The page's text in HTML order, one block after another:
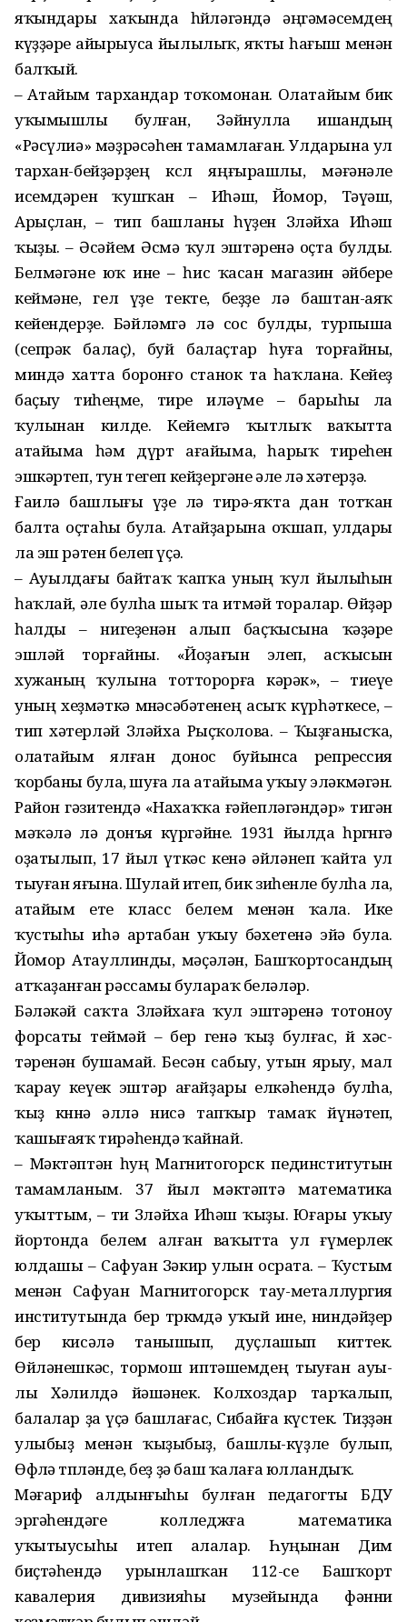
яҡындары хаҡында һөйләгәндә әңгәмәсемдең
күҙҙәре айырыуса йылылыҡ, яҡты һағыш менән
балҡый.
– Атайым тархандар тоҡомонан. Олатайым бик
уҡымышлы булған, Зәйнулла ишандың
«Рәсүлиә» мәҙрәсәһен тамамлаған. Улдарына ул
тархан-бейҙәрҙең көслө яңғырашлы, мәғәнәле
исемдәрен ҡушҡан – Иһәш, Йомор, Тәүәш,
Арыҫлан, – тип башланы һүҙен Зөләйха Иһәш
ҡыҙы. – Әсәйем Әсмә ҡул эштәренә оҫта булды.
Белмәгәне юҡ ине – һис ҡасан магазин әйбере
кеймәне, гел үҙе текте, беҙҙе лә баштан-аяҡ
кейендерҙе. Бәйләмгә лә сос булды, турпыша
(сепрәк балаҫ), буй балаҫтар һуға торғайны,
миндә хатта боронғо станок та һаҡлана. Кейеҙ
баҫыу тиһеңме, тире иләүме – барыһы ла
ҡулынан килде. Кейемгә ҡытлыҡ ваҡытта
атайыма һәм дүрт ағайыма, һарыҡ тиреһен
эшкәртеп, тун тегеп кейҙергәне әле лә хәтерҙә.
Ғаилә башлығы үҙе лә тирә-яҡта дан тотҡан
балта оҫтаһы була. Атайҙарына оҡшап, улдары
ла эш рәтен белеп үҫә.
– Ауылдағы байтаҡ ҡапҡа уның ҡул йылыһын
һаҡлай, әле булһа шыҡ та итмәй торалар. Өйҙәр
һалды – нигеҙенән алып баҫҡы­сына ҡәҙәре
эшләй торғайны. «Йоҙағын элеп, асҡысын
хужаның ҡулына тотторорға кәрәк», – тиеүе
уның хеҙмәткә мөнәсәбәтенең асыҡ күрһәткесе, –
тип хәтерләй Зөләйха Рыҫҡолова. – Ҡыҙғанысҡа,
олатайым ялған донос буйынса репрессия
ҡорбаны була, шуға ла атайыма уҡыу эләкмәгән.
Район гәзитендә «Нахаҡҡа ғәйепләгәндәр» тигән
мәҡәлә лә донъя күргәйне. 1931 йылда һөргөнгә
оҙатылып, 17 йыл үткәс кенә әйләнеп ҡайта ул
тыуған яғына. Шулай итеп, бик зиһенле булһа ла,
атайым ете класс белем менән ҡала. Ике
ҡустыһы иһә артабан уҡыу бәхетенә эйә була.
Йомор Атауллинды, мәҫәлән, Башҡортосандың
атҡаҙанған рәссамы булараҡ беләләр.
Бәләкәй саҡта Зөләйхаға ҡул эштәренә тотоноу
форсаты тей­мәй – бер генә ҡыҙ булғас, өй хәс­
тәренән бушамай. Бесән сабыу, утын ярыу, мал
ҡарау кеүек эштәр ағайҙары елкәһендә булһа,
ҡыҙ көнөнә әллә нисә тапҡыр тамаҡ йүнәтеп,
ҡашығаяҡ тирәһендә ҡайнай.
– Мәктәптән һуң Магнитогорск пединститутын
тамамланым. 37 йыл мәктәптә математика
уҡыттым, – ти Зөләйха Иһәш ҡыҙы. Юғары уҡыу
йортонда белем алған ваҡытта ул ғүмерлек
юлдашы – Сафуан Зәкир улын осрата. – Ҡустым
менән Сафуан Магнитогорск тау-металлургия
институтында бер төркөмдә уҡый ине, ниндәйҙер
бер кисәлә танышып, дуҫлашып киттек.
Өйләнешкәс, тормош иптәшемдең тыуған ауы­
лы Хәлилдә йәшәнек. Колхоздар тарҡалып,
балалар ҙа үҫә башлағас, Сибайға күстек. Тиҙҙән
улыбыҙ менән ҡыҙыбыҙ, башлы-күҙле булып,
Өфөлә төпләнде, беҙ ҙә баш ҡалаға юлландыҡ.
Мәғариф алдынғыһы булған педагогты БДУ
эргәһендәге колледжға математика
уҡытыусыһы итеп алалар. Һуңынан Дим
биҫтәһендә урынлашҡан 112-се Башҡорт
кавалерия дивизияһы музейында фәнни